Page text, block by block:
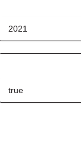
2021
true